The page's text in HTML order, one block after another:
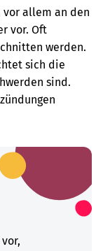
vor allem an den
vor. Oft
werden.
sich die
sind.